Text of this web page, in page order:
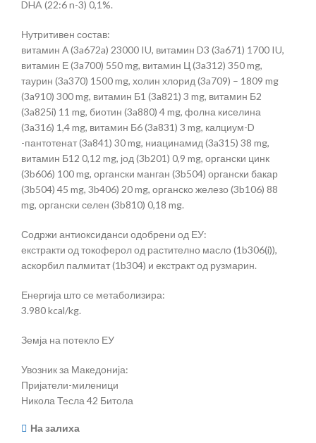
DHA (22:6 n-3) 0,1%.
Нутритивен состав:
витамин А (3a672a) 23000 IU, витамин D3 (3a671) 1700 IU,
витамин Е (3a700) 550 mg, витамин Ц (3a312) 350 mg,
таурин (3a370) 1500 mg, холин хлорид (3a709) – 1809 mg
(3a910) 300 mg, витамин Б1 (3a821) 3 mg, витамин Б2
(3a825i) 11 mg, биотин (3a880) 4 mg, фолна киселина
(3a316) 1,4 mg, витамин Б6 (3a831) 3 mg, калциум-D
-пантотенат (3a841) 30 mg, ниацинамид (3a315) 38 mg,
витамин Б12 0,12 mg, јод (3b201) 0,9 mg, органски цинк
(3b606) 100 mg, органски манган (3b504) органски бакар
(3b504) 45 mg, 3b406) 20 mg, органско железо (3b106) 88
mg, органски селен (3b810) 0,18 mg.
Содржи антиоксиданси одобрени од ЕУ:
екстракти од токоферол од растително масло (1b306(i)),
аскорбил палмитат (1b304) и екстракт од рузмарин.
Енергија што се метаболизира:
3.980 kcal/kg.
Земја на потекло ЕУ
Увозник за Македонија:
Пријатели-миленици
Никола Тесла 42 Битола
На залиха